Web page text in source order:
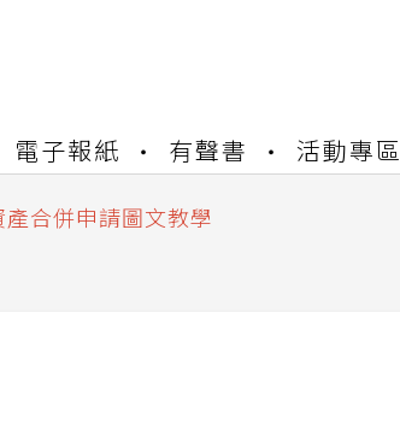
電子報紙 有聲書 活動專區
通申請
產合併申請圖文教學
通申請